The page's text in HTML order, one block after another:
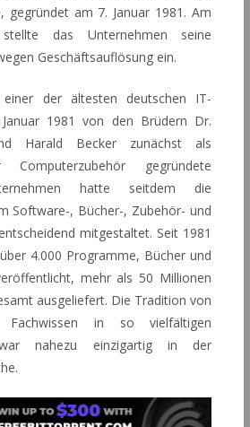
gegründet am 7. Januar 1981. Am
das Unternehmen seine
Geschäftsauflösung ein.
der ältesten deutschen IT-
1981 von den Brüdern Dr.
Harald Becker zunächst als
Computerzubehör gegründete
hatte seitdem die
Software-, Bücher-, Zubehör- und
mitgestaltet. Seit 1981
4.000 Programme, Bücher und
mehr als 50 Millionen
ausgeliefert. Die Tradition von
in so vielfältigen
war nahezu einzigartig in der